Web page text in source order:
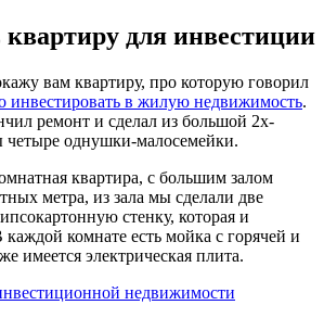
для инвестиции
вам квартиру, про которую говорил
инвестировать в жилую недвижимость.
ремонт и сделал из большой 2х-
четыре однушки-малосемейки.
квартира, с большим залом
метра, из зала мы сделали две
стенку, которая и
комнате есть мойка с горячей и
имеется электрическая плита.